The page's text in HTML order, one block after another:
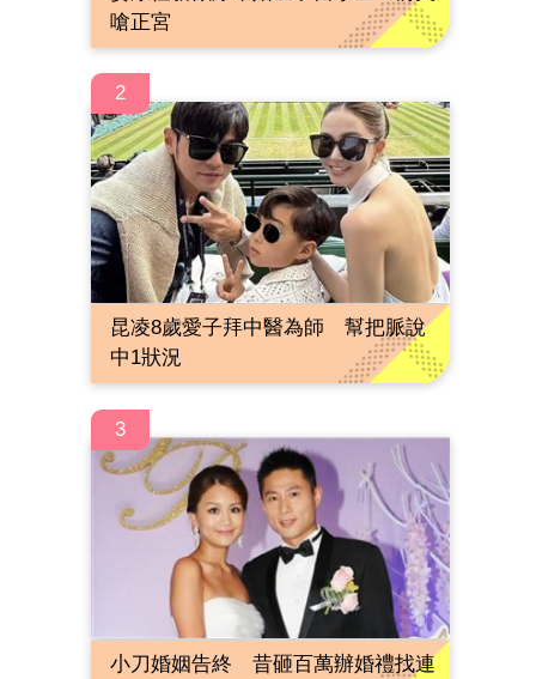
嗆正宮
2
昆凌8歲愛子拜中醫為師 幫把脈說
中1狀況
3
小刀婚姻告終 昔砸百萬辦婚禮找連